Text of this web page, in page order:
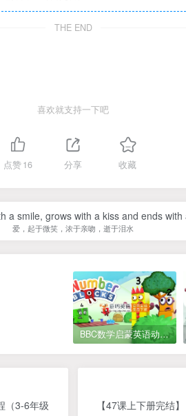
THE END
喜欢就支持一下吧
点赞16 分享 收藏
a smile, grows with a kiss and ends with
爱，起于微笑，浓于亲吻，逝于泪水
BBC数学启蒙英语动画Numberblocks数字积木，全七季共161集，1080P高清视频带英文字幕
（3-6年级
【47课上下册完结